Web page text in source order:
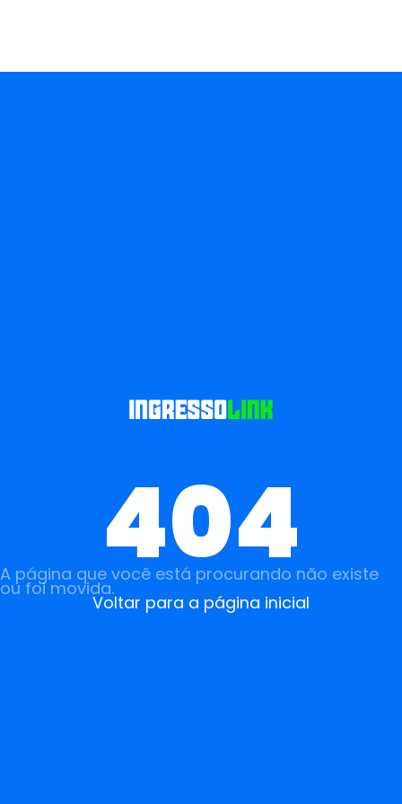
404
A página que você está procurando não existe
ou foi movida.
Voltar para a página inicial